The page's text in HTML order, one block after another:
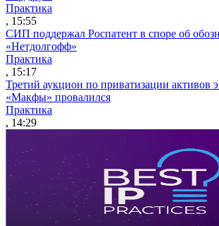
Практика
, 15:55
СИП поддержал Роспатент в споре об
«Нетдолгофф»
Практика
, 15:17
Третий аукцион по приватизации активов
«Макфы» провалился
Практика
, 14:29